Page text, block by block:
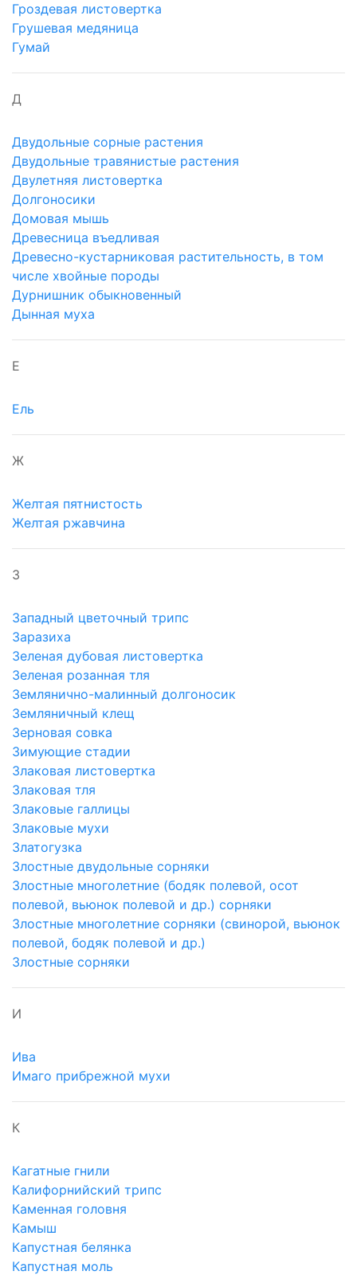
Гроздевая листовертка
Грушевая медяница
Гумай
Д
Двудольные сорные растения
Двудольные травянистые растения
Двулетняя листовертка
Долгоносики
Домовая мышь
Древесница въедливая
Древесно-кустарниковая растительность, в том
числе хвойные породы
Дурнишник обыкновенный
Дынная муха
Е
Ель
Ж
Желтая пятнистость
Желтая ржавчина
З
Западный цветочный трипс
Заразиха
Зеленая дубовая листовертка
Зеленая розанная тля
Землянично-малинный долгоносик
Земляничный клещ
Зерновая совка
Зимующие стадии
Злаковая листовертка
Злаковая тля
Злаковые галлицы
Злаковые мухи
Златогузка
Злостные двудольные сорняки
Злостные многолетние (бодяк полевой, осот
полевой, вьюнок полевой и др.) сорняки
Злостные многолетние сорняки (свинорой, вьюнок
полевой, бодяк полевой и др.)
Злостные сорняки
И
Ива
Имаго прибрежной мухи
К
Кагатные гнили
Калифорнийский трипс
Каменная головня
Камыш
Капустная белянка
Капустная моль